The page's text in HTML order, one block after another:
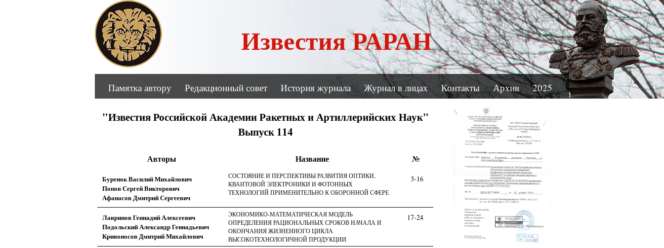
Известия РАРАН
Памятка автору Редакционный совет История журнала Журнал в лицах Контакты Архив 2025
"Известия Российской Академии Ракетных и Артиллерийских Наук"
Выпуск 114
Авторы Название №
Буренок Василий Михайлович
Попов Сергей Викторович
Афанасов Дмитрий Сергеевич
СОСТОЯНИЕ И ПЕРСПЕКТИВЫ РАЗВИТИЯ ОПТИКИ,
КВАНТОВОЙ ЭЛЕКТРОНИКИ И ФОТОННЫХ
ТЕХНОЛОГИЙ ПРИМЕНИТЕЛЬНО К ОБОРОННОЙ СФЕРЕ
3-16
Лавринов Геннадий Алексеевич
Подольский Александр Геннадьевич
Кривоносов Дмитрий Михайлович
ЭКОНОМИКО-МАТЕМАТИЧЕСКАЯ МОДЕЛЬ
ОПРЕДЕЛЕНИЯ РАЦИОНАЛЬНЫХ СРОКОВ НАЧАЛА И
ОКОНЧАНИЯ ЖИЗНЕННОГО ЦИКЛА
ВЫСОКОТЕХНОЛОГИЧНОЙ ПРОДУКЦИИ
17-24